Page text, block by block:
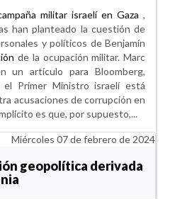
militar israelí en Gaza ,
han planteado la cuestión de
y políticos de Benjamín
de la ocupación militar. Marc
un artículo para Bloomberg,
Primer Ministro israelí está
acusaciones de corrupción en
es que, por supuesto,...
Miércoles 07 de febrero de 2024
geopolítica derivada